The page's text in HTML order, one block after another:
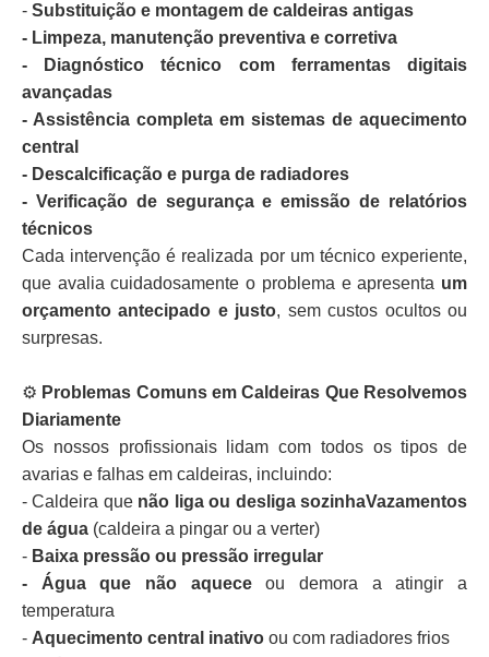
- Substituição e montagem de caldeiras antigas
- Limpeza, manutenção preventiva e corretiva
- Diagnóstico técnico com ferramentas digitais
avançadas
- Assistência completa em sistemas de aquecimento
central
- Descalcificação e purga de radiadores
- Verificação de segurança e emissão de relatórios
técnicos
Cada intervenção é realizada por um técnico experiente,
que avalia cuidadosamente o problema e apresenta um
orçamento antecipado e justo, sem custos ocultos ou
surpresas.
⚙️ Problemas Comuns em Caldeiras Que Resolvemos
Diariamente
Os nossos profissionais lidam com todos os tipos de
avarias e falhas em caldeiras, incluindo:
- Caldeira que não liga ou desliga sozinhaVazamentos
de água (caldeira a pingar ou a verter)
- Baixa pressão ou pressão irregular
- Água que não aqueceou demora a atingir a
temperatura
- Aquecimento central inativo ou com radiadores frios